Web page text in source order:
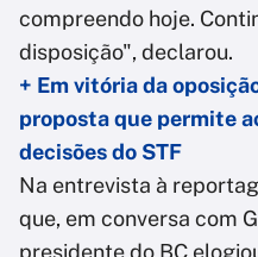
compreendo hoje.
disposição", declarou.
+ Em vitória da
proposta que permite
decisões do STF
Na entrevista à
que, em conversa com